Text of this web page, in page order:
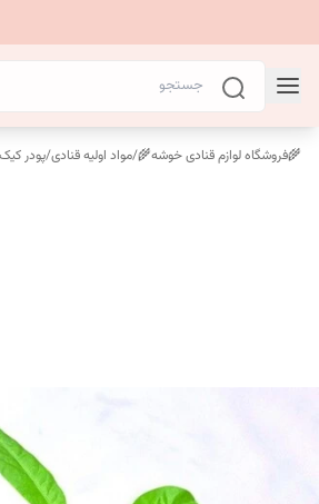
🌾فروشگاه لوازم قنادی خوشه🌾/مواد اولیه قنادی/پودر